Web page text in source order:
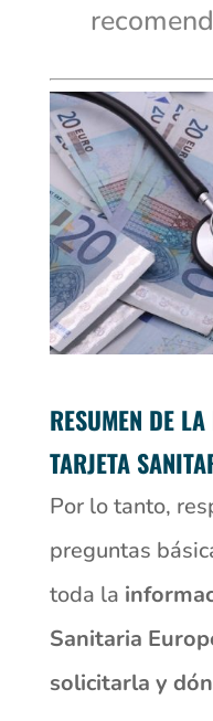
RESUMEN DE
TARJETA
Por lo tanto,
preguntas
toda la
Sanitaria
solicitarla y